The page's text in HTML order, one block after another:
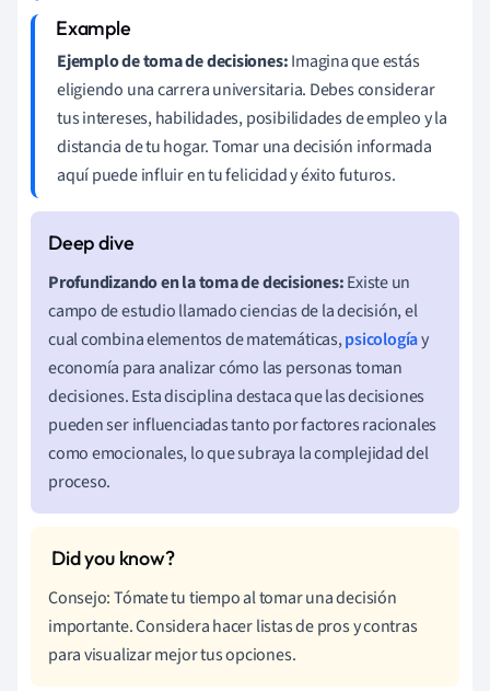
Ejemplo de toma de decisiones:Imagina que estás
eligiendo una carrera universitaria. Debes considerar
tus intereses, habilidades, posibilidades de empleo y la
distancia de tu hogar. Tomar una decisión informada
aquí puede influir en tu felicidad y éxito futuros.
Profundizando en la toma de decisiones:Existe un
campo de estudio llamado ciencias de la decisión, el
cual combina elementos de matemáticas,psicologíay
economía para analizar cómo las personas toman
decisiones. Esta disciplina destaca que las decisiones
pueden ser influenciadas tanto por factores racionales
como emocionales, lo que subraya la complejidad del
proceso.
Consejo: Tómate tu tiempo al tomar una decisión
importante. Considera hacer listas de pros y contras
para visualizar mejor tus opciones.